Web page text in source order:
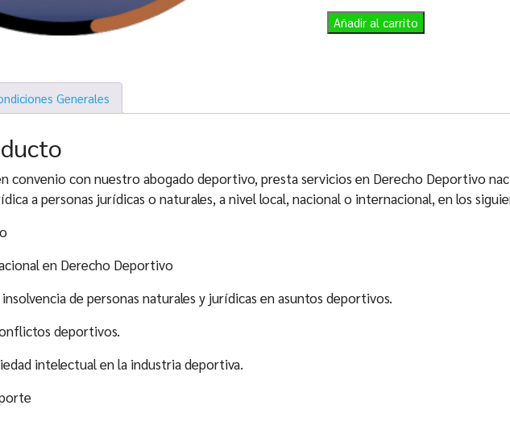
hora)
presencial
(hasta
30
correo
Añadir al carrito
Generales
convenio con nuestro abogado deportivo, presta servicios en Derecho Deportivo
a personas jurídicas o naturales, a nivel local, nacional o internacional, en los
en Derecho Deportivo
de personas naturales y jurídicas en asuntos deportivos.
deportivos.
intelectual en la industria deportiva.